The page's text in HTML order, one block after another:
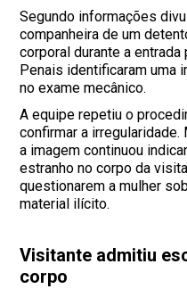
Segundo informações
companheira de um
corporal durante a
Penais identificaram uma
no exame mecânico.
A equipe repetiu o
confirmar a
a imagem continuou
estranho no corpo da
questionarem a mulher
material ilícito.
Visitante admitiu
corpo